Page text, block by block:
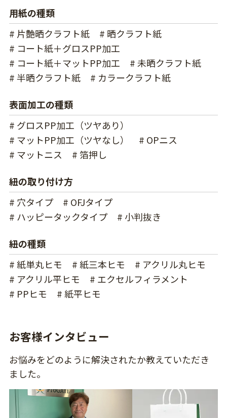
用紙の種類
# 片艶晒クラフト紙
# 晒クラフト紙
# コート紙＋グロスPP加工
# コート紙＋マットPP加工
# 未晒クラフト紙
# 半晒クラフト紙
# カラークラフト紙
表面加工の種類
# グロスPP加工（ツヤあり）
# マットPP加工（ツヤなし）
# OPニス
# マットニス
# 箔押し
紐の取り付け方
# 穴タイプ
# OFJタイプ
# ハッピータックタイプ
# 小判抜き
紐の種類
# 紙単丸ヒモ
# 紙三本ヒモ
# アクリル丸ヒモ
# アクリル平ヒモ
# エクセルフィラメント
# PPヒモ
# 紙平ヒモ
お客様インタビュー
お悩みをどのように解決されたか教えていただき
ました。